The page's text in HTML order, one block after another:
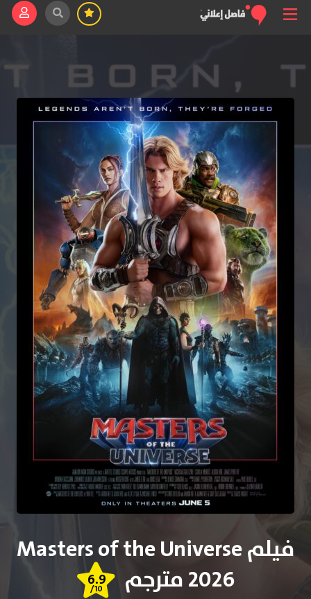
فيلم Masters of the Universe
2026 مترجم
6.9
/10